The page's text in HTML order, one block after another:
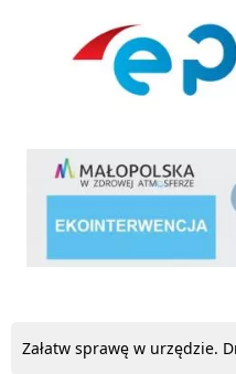
ekointerwencja
Załatw sprawę w urzędzie.